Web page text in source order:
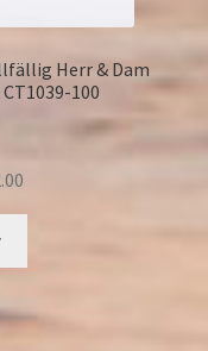
Herr & Dam
100